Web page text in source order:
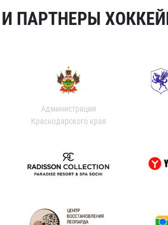
ПАРТНЕРЫ
Администрация
Краснодарского края